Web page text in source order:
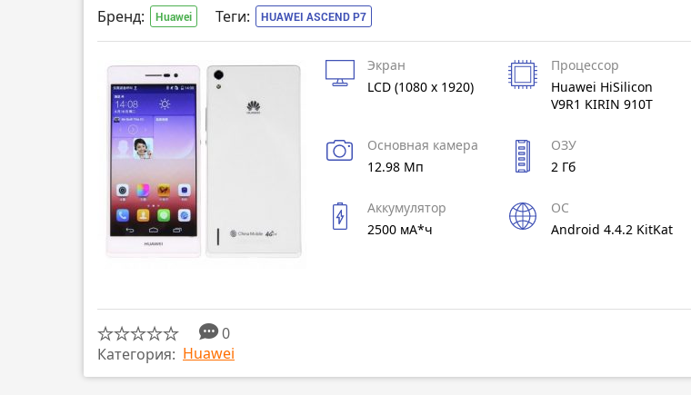
Бренд: Huawei Теги: HUAWEI ASCEND P7
Экран
LCD (1080 x 1920)
Процессор
Huawei HiSilicon
V9R1 KIRIN 910T
Основная камера
12.98 Мп
ОЗУ
2 Гб
Аккумулятор
2500 мА*ч
ОС
Android 4.4.2 KitKat
0
Категория: Huawei